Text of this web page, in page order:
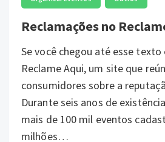
Reclamações no
Se você chegou até esse texto
Reclame Aqui, um site que
consumidores sobre a
Durante seis anos de
mais de 100 mil eventos
milhões…